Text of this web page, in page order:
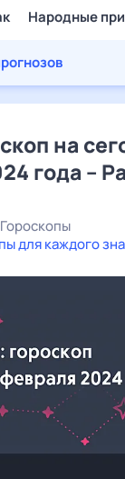
Народные
на
года –
Гороскопы
для каждого